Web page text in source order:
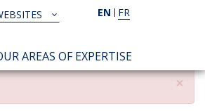
EN FR
AREAS OF EXPERTISE
×